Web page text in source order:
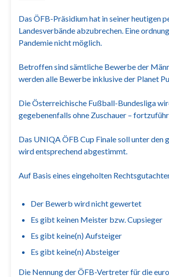
Das ÖFB-Präsidium hat in seiner heutigen
Landesverbände abzubrechen. Eine
Pandemie nicht möglich.
Betroffen sind sämtliche Bewerbe der
werden alle Bewerbe inklusive der Planet
Die Österreichische Fußball-Bundesliga
gegebenenfalls ohne Zuschauer –
Das UNIQA ÖFB Cup Finale soll unter den
wird entsprechend abgestimmt.
Auf Basis eines eingeholten
Der Bewerb wird nicht gewertet
Es gibt keinen Meister bzw. Cupsieger
Es gibt keine(n) Aufsteiger
Es gibt keine(n) Absteiger
Die Nennung der ÖFB-Vertreter für die